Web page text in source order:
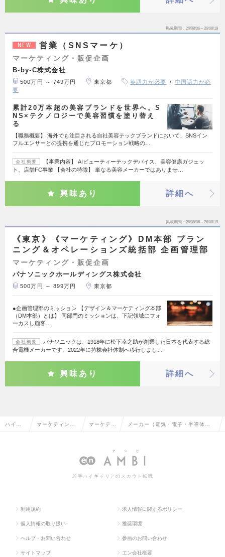
掲載期間 26/08/06～26/08/19
NEW 営業（SNSマーケ）
マーケティング・販促企画
B-by-C株式会社
500万円 ～ 749万円 東京都 英語力が必要
中国語力が必
要
累計20万本超の美容ブランドを世界へ。S
NS×テクノロジーで美容習慣を塗り替え
る
【職務概要】 海外でも注目される自社美容テックブランドにおいて、SNSイン
フルエンサーとの提携を通じたプロモーション戦略の…
会社概要
【事業内容】 AIビューティーテックデバイス、美容健康ガジェッ
ト、店舗FC事業 【会社の特徴】 単なる美容メーカーではありませ…
興味あり 詳細へ
掲載期間 26/08/06～26/08/19
《東京》《マーケティング》DM本部 プラン
ニング＆オペレーションズ統括部 企画管理部
マーケティング・販促企画
パナソニックホールディングス株式会社
500万円 ～ 899万円 東京都
●企画管理部のミッション 【デザイン＆マーケティング本部
（DM本部）とは】 同部門のミッションは、下記領域にフォ
ーカスし顧客…
会社概要
パナソニックは、1918年に松下幸之助が創業した日本を代表する総
合電機メーカーです。2022年に持株会社体制へ移行しまし…
興味あり 詳細へ
ハイク マーケティン マーケティ
企画
メーカー（電気・電子・半導体）
職・求人情報一覧
若手ハイキャリアのスカウト転職
利用規約 求人情報に関するポリシー
個人情報の取り扱い 推奨環境
ヘルプ・お問い合わせ 参画のお問い合わせ
サイトマップ エン会社概要